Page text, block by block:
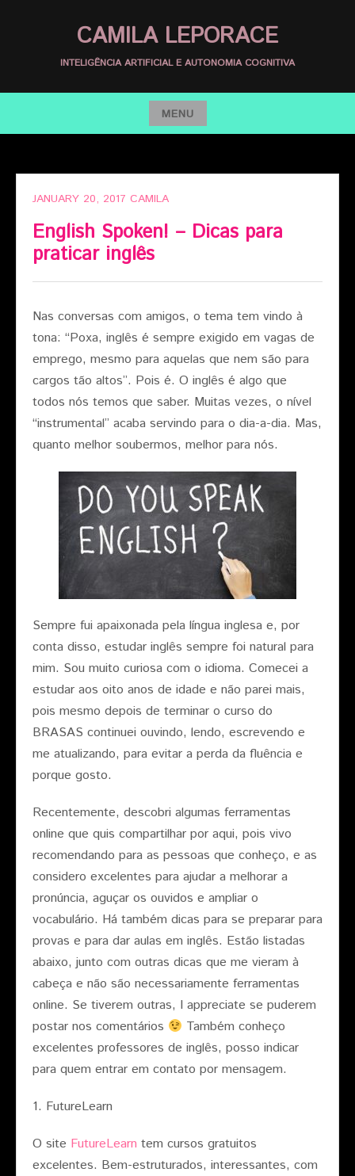
CAMILA LEPORACE
INTELIGÊNCIA ARTIFICIAL E AUTONOMIA COGNITIVA
MENU
Skip
content
JANUARY 20, 2017 CAMILA
English Spoken! – Dicas para
praticar inglês
Nas conversas com amigos, o tema tem vindo à
tona: “Poxa, inglês é sempre exigido em vagas de
emprego, mesmo para aquelas que nem são para
cargos tão altos”. Pois é. O inglês é algo que
todos nós temos que saber. Muitas vezes, o nível
“instrumental” acaba servindo para o dia-a-dia. Mas,
quanto melhor soubermos, melhor para nós.
Sempre fui apaixonada pela língua inglesa e, por
conta disso, estudar inglês sempre foi natural para
mim. Sou muito curiosa com o idioma. Comecei a
estudar aos oito anos de idade e não parei mais,
pois mesmo depois de terminar o curso do
BRASAS continuei ouvindo, lendo, escrevendo e
me atualizando, para evitar a perda da fluência e
porque gosto.
Recentemente, descobri algumas ferramentas
online que quis compartilhar por aqui, pois vivo
recomendando para as pessoas que conheço, e as
considero excelentes para ajudar a melhorar a
pronúncia, aguçar os ouvidos e ampliar o
vocabulário. Há também dicas para se preparar para
provas e para dar aulas em inglês. Estão listadas
abaixo, junto com outras dicas que me vieram à
cabeça e não são necessariamente ferramentas
online. Se tiverem outras, I appreciate se puderem
postar nos comentários
Também conheço
excelentes professores de inglês, posso indicar
para quem entrar em contato por mensagem.
1. FutureLearn
O site FutureLearn tem cursos gratuitos
excelentes. Bem-estruturados, interessantes, com